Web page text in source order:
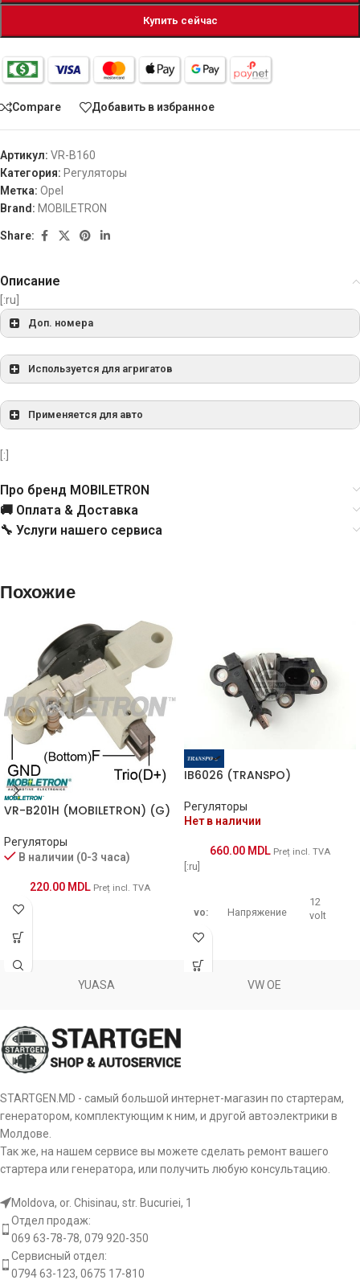
Купить сейчас
Compare Добавить в избранное
Артикул: VR-B160
Категория: Регуляторы
Метка: Opel
Brand: MOBILETRON
Share:
Описание
[:ru]
Доп. номера
F00M144109 BOSCH
CRE10135AS
CQ1011419
VR-B160 MOBILETRON
93190141
1121-064RS RS
IB160 WAI / TRANSPO
VRG47290
ARE0067
Используется для агригатов
Применяется для авто
[:]
Про бренд MOBILETRON
🚚 Оплата & Доставка
🔧 Услуги нашего сервиса
Похожие
VR-B201H (MOBILETRON) (G)
Регуляторы
В наличии (0-3 часа)
220.00 MDL Preț incl. TVA
IB6026 (TRANSPO)
Регуляторы
Нет в наличии
660.00 MDL Preț incl. TVA
[:ru]
vo: Напряжение
12
volt
sv:
напряжение
ps:
Тип питания
Stator
ct:
Тип
размыкания
A-Circuit
YUASA VW OE
STARTGEN.MD - самый большой интернет-магазин по стартерам,
генератором, комплектующим к ним, и другой автоэлектрики в
Молдове.
Так же, на нашем сервисе вы можете сделать ремонт вашего
стартера или генератора, или получить любую консультацию.
Moldova, or. Chisinau, str. Bucuriei, 1
Отдел продаж:
069 63-78-78, 079 920-350
Сервисный отдел:
0794 63-123, 0675 17-810